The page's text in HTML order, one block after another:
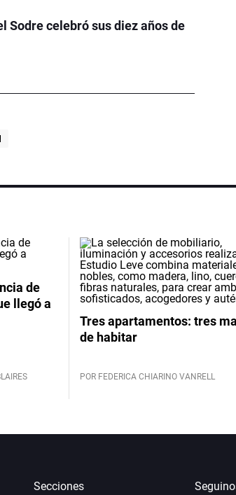
Sodre celebró sus diez años de
de
llegó a
Tres apartamentos: tres
de habitar
POR FEDERICA CHIARINO VANRELL
Secciones